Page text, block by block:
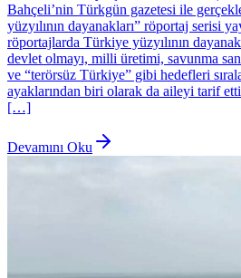
Bahçeli’nin Türkgün gazetesi ile
yüzyılının dayanakları” röportaj serisi
röportajlarda Türkiye yüzyılının
devlet olmayı, milli üretimi, savunma
ve “terörsüz Türkiye” gibi hedefleri
ayaklarından biri olarak da aileyi tarif
[…]
Devamını Oku